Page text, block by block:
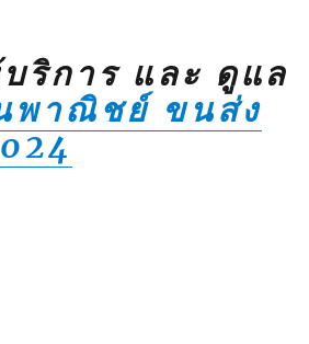
ริการ และ ดูแล
พาณิชย์ ขนส่ง